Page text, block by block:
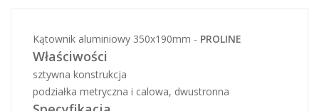
Kątownik aluminiowy 350x190mm - PROLINE
Właściwości
sztywna konstrukcja
podziałka metryczna i calowa, dwustronna